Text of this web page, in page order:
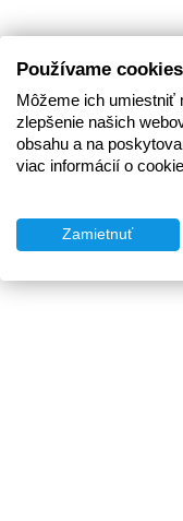
Používame cookies
Môžeme ich umiestniť
zlepšenie našich
obsahu a na
viac informácií o
Zamietnuť